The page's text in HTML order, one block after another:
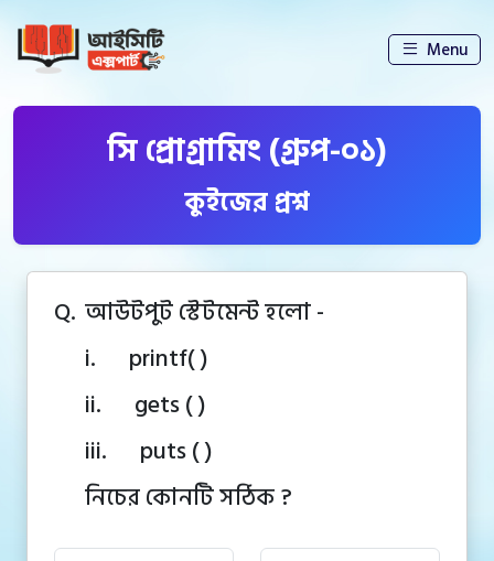
Menu
সি প্রোগ্রামিং (গ্রুপ-০১)
কুইজের প্রশ্ন
Q. আউটপুট স্টেটমেন্ট হলো -
i. printf( )
ii. gets ( )
iii. puts ( )
নিচের কোনটি সঠিক ?